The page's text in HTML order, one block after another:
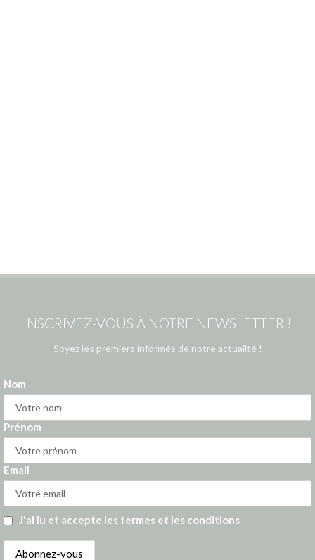
INSCRIVEZ-VOUS À NOTRE NEWSLETTER !
Soyez les premiers informés de notre actualité !
Nom
Prénom
Email
J'ai lu et accepte les termes et les conditions